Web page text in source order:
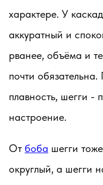
характере. У
аккуратный и
рванее, объёма и
почти
плавность, шегги -
настроение.
От боба шегги
округлый, а шегги